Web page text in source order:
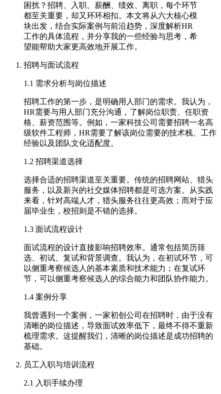
困扰？招聘、入职、薪酬、绩效、离职，每个环节
都至关重要，却又环环相扣。本文将从六大核心模
块出发，结合实际案例与前沿趋势，深度解析HR
工作的具体流程，并分享我的一些经验与思考，希
望能帮助大家更高效地开展工作。
招聘与面试流程
1.1 需求分析与岗位描述
招聘工作的第一步，是明确用人部门的需求。我认为，
HR需要与用人部门充分沟通，了解岗位职责、任职资
格、薪资范围等。例如，一家科技公司需要招聘一名高
级软件工程师，HR需要了解该岗位需要的技术栈、工作
经验以及团队文化适配度。
1.2 招聘渠道选择
选择合适的招聘渠道至关重要。传统的招聘网站、猎头
服务，以及新兴的社交媒体招聘都是可选方案。从实践
来看，针对高端人才，猎头服务往往更高效；而对于应
届毕业生，校招则是不错的选择。
1.3 面试流程设计
面试流程的设计直接影响招聘效率。通常包括简历筛
选、初试、复试和背景调查。我认为，在初试环节，可
以侧重考察候选人的基本素质和技术能力；在复试环
节，可以侧重考察候选人的综合能力和团队协作能力。
1.4 案例分享
我曾遇到一个案例，一家初创公司在招聘时，由于没有
清晰的岗位描述，导致面试效率低下，最终不得不重新
梳理需求。这提醒我们，清晰的岗位描述是成功招聘的
基础。
员工入职与培训流程
2.1 入职手续办理